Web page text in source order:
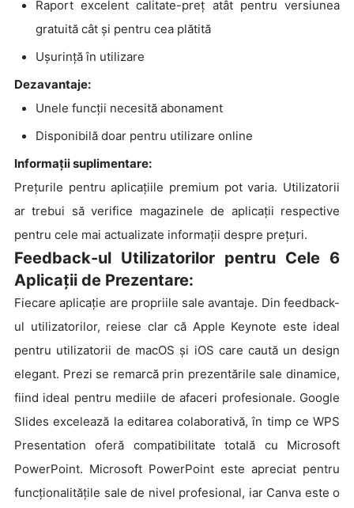
Raport excelent calitate-preț atât pentru versiunea
gratuită cât și pentru cea plătită
Ușurință în utilizare
Dezavantaje:
Unele funcții necesită abonament
Disponibilă doar pentru utilizare online
Informații suplimentare:
Prețurile pentru aplicațiile premium pot varia. Utilizatorii
ar trebui să verifice magazinele de aplicații respective
pentru cele mai actualizate informații despre prețuri.
Feedback-ul Utilizatorilor pentru Cele 6
Aplicații de Prezentare:
Fiecare aplicație are propriile sale avantaje. Din feedback-
ul utilizatorilor, reiese clar că Apple Keynote este ideal
pentru utilizatorii de macOS și iOS care caută un design
elegant. Prezi se remarcă prin prezentările sale dinamice,
fiind ideal pentru mediile de afaceri profesionale. Google
Slides excelează la editarea colaborativă, în timp ce WPS
Presentation oferă compatibilitate totală cu Microsoft
PowerPoint. Microsoft PowerPoint este apreciat pentru
funcționalitățile sale de nivel profesional, iar Canva este o